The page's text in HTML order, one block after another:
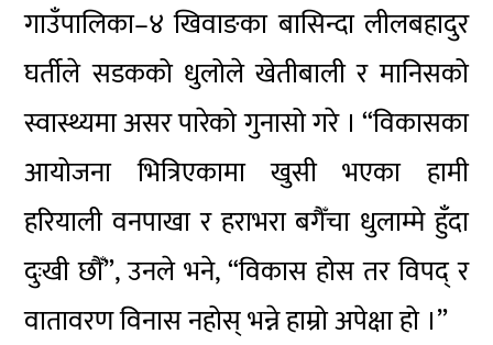
गाउँपालिका–४ खिवाङका बासिन्दा लीलबहादुर
घर्तीले सडकको धुलोले खेतीबाली र मानिसको
स्वास्थ्यमा असर पारेको गुनासो गरे । “विकासका
आयोजना भित्रिएकामा खुसी भएका हामी
हरियाली वनपाखा र हराभरा बगैँचा धुलाम्मे हुँदा
दुःखी छौँ”, उनले भने, “विकास होस तर विपद् र
वातावरण विनास नहोस् भन्ने हाम्रो अपेक्षा हो ।”